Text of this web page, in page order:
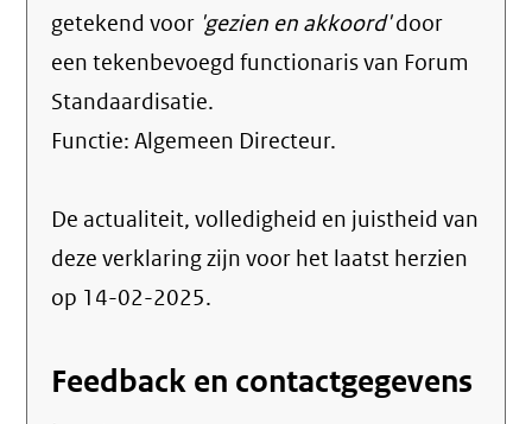
getekend voor 'gezien en akkoord'door
een tekenbevoegd functionaris van Forum
Standaardisatie.
Functie:Algemeen Directeur.
De actualiteit, volledigheid en juistheid van
deze verklaring zijn voor het laatst herzien
op 14-02-2025.
Feedback en contactgegevens